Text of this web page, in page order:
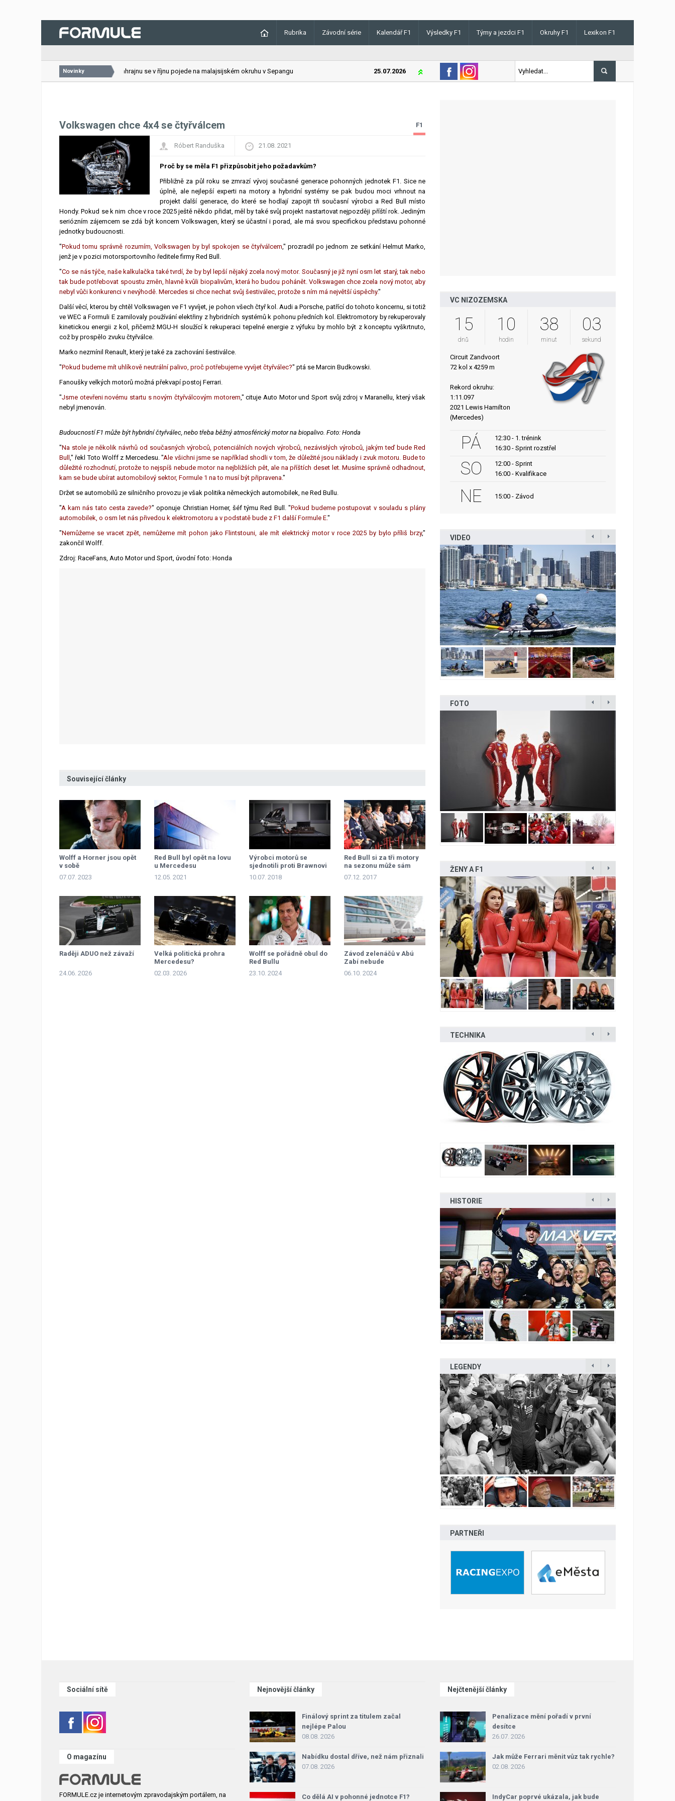
Rubrika Závodní série Kalendář F1 Výsledky F1 Týmy a jezdci F1 Okruhy F1 Lexikon F1
Novinky
26.07.2026 VC Bahrajnu se v říjnu pojede na malajsijském okruhu v Sepangu 25.07.2026 Lando Norris v Maďarsku letos poprvé vyhrál kvalifikaci
Volkswagen chce 4x4 se čtyřválcem F1
Róbert Randuška 21.08. 2021
Proč by se měla F1 přizpůsobit jeho požadavkům?
Přibližně za půl roku se zmrazí vývoj současné generace pohonných jednotek F1. Sice ne
úplně, ale nejlepší experti na motory a hybridní systémy se pak budou moci vrhnout na
projekt další generace, do které se hodlají zapojit tři současní výrobci a Red Bull místo
Hondy. Pokud se k nim chce v roce 2025 ještě někdo přidat, měl by také svůj projekt nastartovat nejpozději příští rok. Jediným
seriózním zájemcem se zdá být koncern Volkswagen, který se účastní i porad, ale má svou specifickou představu pohonné
jednotky budoucnosti.
"Pokud tomu správně rozumím, Volkswagen by byl spokojen se čtyřválcem," prozradil po jednom ze setkání Helmut Marko,
jenž je v pozici motorsportovního ředitele firmy Red Bull.
"Co se nás týče, naše kalkulačka také tvrdí, že by byl lepší nějaký zcela nový motor. Současný je již nyní osm let starý, tak nebo
tak bude potřebovat spoustu změn, hlavně kvůli biopalivům, která ho budou pohánět. Volkswagen chce zcela nový motor, aby
nebyl vůči konkurenci v nevýhodě. Mercedes si chce nechat svůj šestiválec, protože s ním má největší úspěchy."
Další věcí, kterou by chtěl Volkswagen ve F1 vyvíjet, je pohon všech čtyř kol. Audi a Porsche, patřící do tohoto koncernu, si totiž
ve WEC a Formuli E zamilovaly používání elektřiny z hybridních systémů k pohonu předních kol. Elektromotory by rekuperovaly
kinetickou energii z kol, přičemž MGU-H sloužící k rekuperaci tepelné energie z výfuku by mohlo být z konceptu vyškrtnuto,
což by prospělo zvuku čtyřválce.
Marko nezmínil Renault, který je také za zachování šestiválce.
"Pokud budeme mít uhlíkově neutrální palivo, proč potřebujeme vyvíjet čtyřválec?" ptá se Marcin Budkowski.
Fanoušky velkých motorů možná překvapí postoj Ferrari.
"Jsme otevřeni novému startu s novým čtyřválcovým motorem," cituje Auto Motor und Sport svůj zdroj v Maranellu, který však
nebyl jmenován.
Budoucností F1 může být hybridní čtyřválec, nebo třeba běžný atmosférický motor na biopalivo. Foto: Honda
"Na stole je několik návrhů od současných výrobců, potenciálních nových výrobců, nezávislých výrobců, jakým teď bude Red
Bull ," řekl Toto Wolff z Mercedesu. "Ale všichni jsme se například shodli v tom, že důležité jsou náklady i zvuk motoru. Bude to
důležité rozhodnutí, protože to nejspíš nebude motor na nejbližších pět, ale na příštích deset let. Musíme správně odhadnout,
kam se bude ubírat automobilový sektor, Formule 1 na to musí být připravena."
Držet se automobilů ze silničního provozu je však politika německých automobilek, ne Red Bullu.
"A kam nás tato cesta zavede?" oponuje Christian Horner, šéf týmu Red Bull. "Pokud budeme postupovat v souladu s plány
automobilek, o osm let nás přivedou k elektromotoru a v podstatě bude z F1 další Formule E."
"Nemůžeme se vracet zpět, nemůžeme mít pohon jako Flintstouni, ale mít elektrický motor v roce 2025 by bylo příliš brzy,"
zakončil Wolff.
Zdroj: RaceFans, Auto Motor und Sport, úvodní foto: Honda
Související články
Wolff a Horner jsou opět
v sobě
07.07. 2023
Red Bull byl opět na lovu
u Mercedesu
12.05. 2021
Výrobci motorů se
sjednotili proti Brawnovi
10.07. 2018
Red Bull si za tři motory
na sezonu může sám
07.12. 2017
Raději ADUO než závaží
24.06. 2026
Velká politická prohra
Mercedesu?
02.03. 2026
Wolff se pořádně obul do
Red Bullu
23.10. 2024
Závod zelenáčů v Abú
Zabí nebude
06.10. 2024
VC NIZOZEMSKA
15
dnů
10
hodin
38
minut
02
sekund
Circuit Zandvoort
72 kol x 4259 m
Rekord okruhu:
1:11.097
2021 Lewis Hamilton
(Mercedes)
PÁ
12:30 - 1. trénink
16:30 - Sprint rozstřel
SO
12:00 - Sprint
16:00 - Kvalifikace
NE 15:00 - Závod
VIDEO
FOTO
ŽENY A F1
TECHNIKA
HISTORIE
LEGENDY
PARTNEŘI
Sociální sítě
O magazínu
FORMULE.cz je internetovým zpravodajským portálem, na
Nejnovější články
Finálový sprint za titulem začal
nejlépe Palou
08.08. 2026
Nabídku dostal dříve, než nám přiznali
07.08. 2026
Co dělá AI v pohonné jednotce F1?
Nejčtenější články
Penalizace mění pořadí v první
desítce
26.07. 2026
Jak může Ferrari měnit vůz tak rychle?
02.08. 2026
IndyCar poprvé ukázala, jak bude